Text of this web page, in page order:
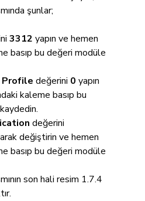
şunlar;
3312 yapın ve hemen
basıp bu değeri modüle
Profile değerini 0 yapın
kaleme basıp bu
değerini
değiştirin ve hemen
basıp bu değeri modüle
son hali resim 1.7.4